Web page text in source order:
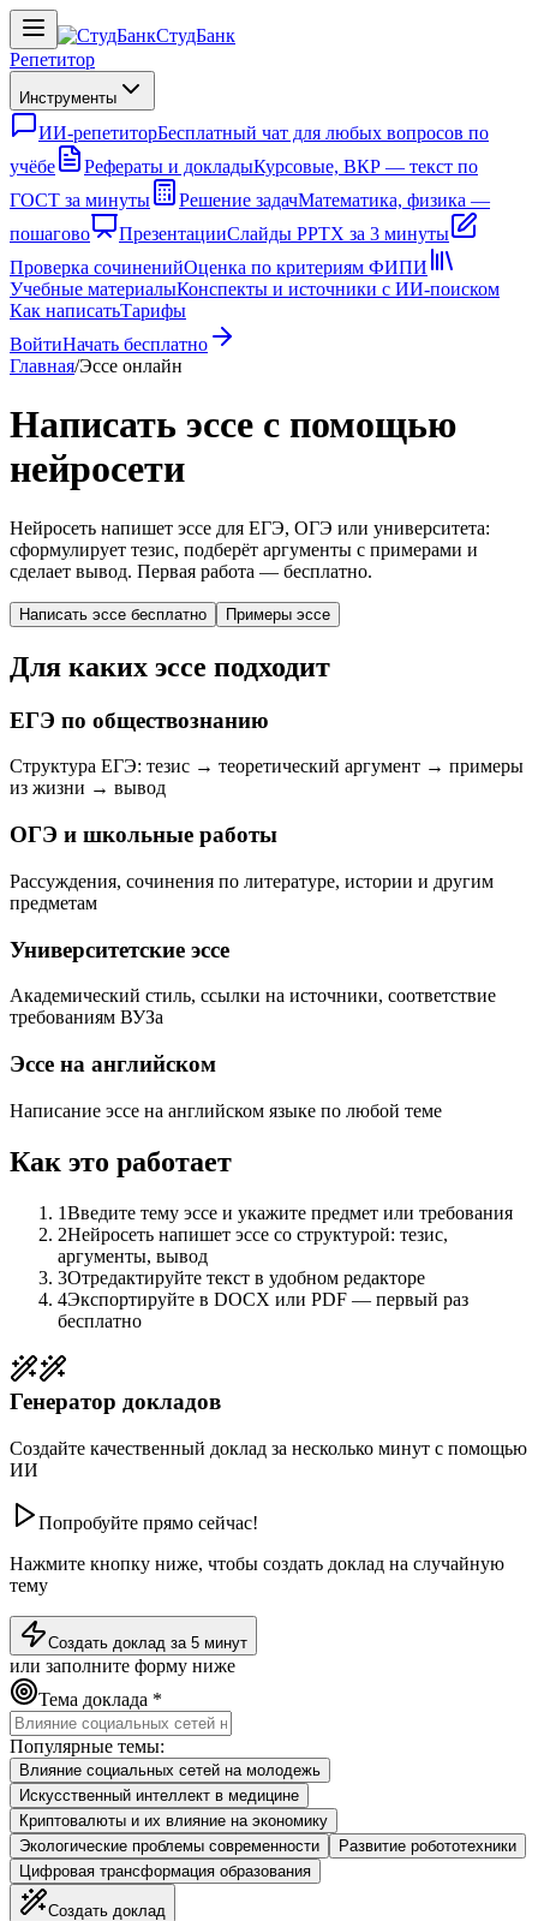
СтудБанк
Репетитор
Инструменты
ИИ-репетиторБесплатный чат для любых вопросов по
учёбе
Рефераты и докладыКурсовые, ВКР — текст по
ГОСТ за минуты
Решение задачМатематика, физика —
пошагово
ПрезентацииСлайды PPTX за 3 минуты
Проверка сочиненийОценка по критериям ФИПИ
Учебные материалыКонспекты и источники с ИИ-поиском
Как написатьТарифы
ВойтиНачать бесплатно
Главная/Эссе онлайн
Написать эссе с помощью
нейросети
Нейросеть напишет эссе для ЕГЭ, ОГЭ или университета:
сформулирует тезис, подберёт аргументы с примерами и
сделает вывод. Первая работа — бесплатно.
Написать эссе бесплатно Примеры эссе
Для каких эссе подходит
ЕГЭ по обществознанию
Структура ЕГЭ: тезис → теоретический аргумент → примеры
из жизни → вывод
ОГЭ и школьные работы
Рассуждения, сочинения по литературе, истории и другим
предметам
Университетские эссе
Академический стиль, ссылки на источники, соответствие
требованиям ВУЗа
Эссе на английском
Написание эссе на английском языке по любой теме
Как это работает
1Введите тему эссе и укажите предмет или требования
2Нейросеть напишет эссе со структурой: тезис,
аргументы, вывод
3Отредактируйте текст в удобном редакторе
4Экспортируйте в DOCX или PDF — первый раз
бесплатно
Генератор докладов
Создайте качественный доклад за несколько минут с помощью
ИИ
Попробуйте прямо сейчас!
Нажмите кнопку ниже, чтобы создать доклад на случайную
тему
Создать доклад за 5 минут
или заполните форму ниже
Тема доклада *
Популярные темы:
Влияние социальных сетей на молодежь
Искусственный интеллект в медицине
Криптовалюты и их влияние на экономику
Экологические проблемы современности
Развитие робототехники
Цифровая трансформация образования
Создать доклад